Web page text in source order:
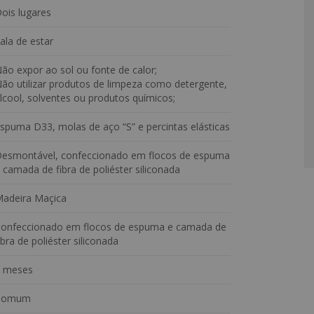
uma personalização completa do seu conforto. Com
e desfrute de um apoio macio e aconchegante para
em mente. Com camadas de flocos de espuma e uma
um apoio macio e envolvente para seus braços.
maciça, que adicionam um toque de elegância e
esses pés em madeira maciça garantem um visual
lugares
de estar
expor ao sol ou fonte de calor;
utilizar produtos de limpeza como detergente,
solventes ou produtos químicos;
D33, molas de aço “S” e percintas elásticas
confeccionado em flocos de espuma
camada de fibra de poliéster siliconada
Maçica
em flocos de espuma e camada de
de poliéster siliconada
meses